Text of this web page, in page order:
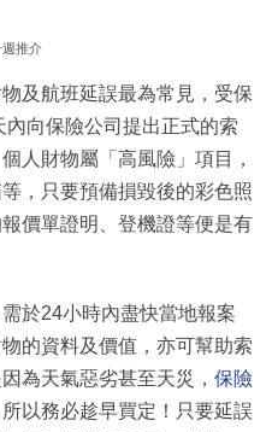
推介
及航班延誤最為常見，受保
內向保險公司提出正式的索
人財物屬「高風險」項目，
，只要預備損毀後的彩色照
價單證明、登機證等便是有
於24小時內盡快當地報案
的資料及價值，亦可幫助索
為天氣惡劣甚至天災， 保險
以務必趁早買定！只要延誤